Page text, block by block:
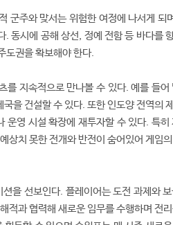
군주와 맞서는 위험한 여정에 나서게 되
동시에 공해 상선, 정예 전함 등 바다를
도권을 확보해야 한다.
를 지속적으로 만나볼 수 있다. 예를 들어
을 건설할 수 있다. 또한 인도양 전역의
운영 시설 확장에 재투자할 수 있다. 특히
상치 못한 전개와 반전이 숨어있어 게임
을 선보인다. 플레이어는 도전 과제와
적과 협력해 새로운 임무를 수행하며 전